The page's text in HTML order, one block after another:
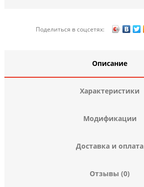
Поделиться в соцсетях:
Описание
Характеристики
Модификации
Доставка и оплата
Отзывы (0)